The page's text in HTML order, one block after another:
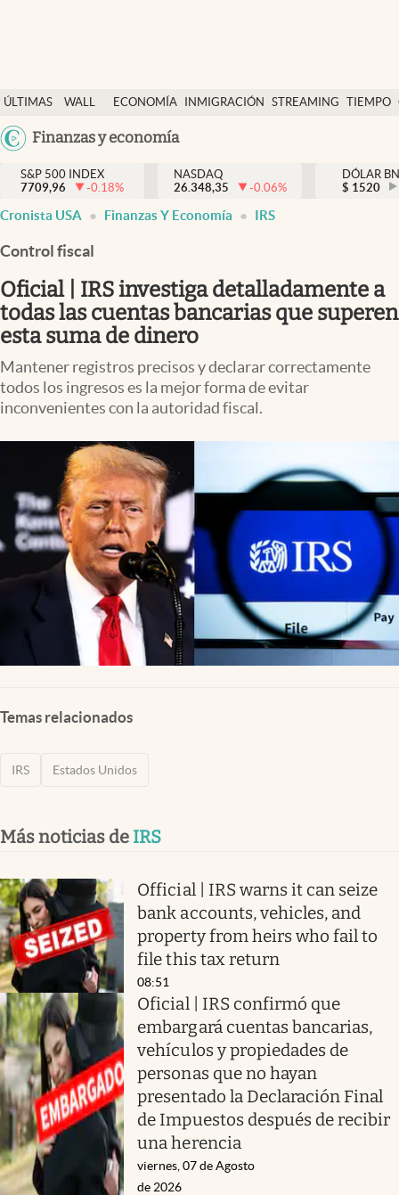
ÚLTIMAS
NOTICIAS
WALL
DÓLAR
ECONOMÍA INMIGRACIÓN STREAMING TIEMPO
México
Finanzas y economía
Finanzas y economía
Wall Street y dólar
Inmigración
Espiritual
Streaming
PC y mobile
Lifestyle
USA
S&P 500 INDEX
7709,96
-0.18%
NASDAQ
26.348,35
-0.06%
DÓLAR
$ 1520
Cronista USA Finanzas Y Economía IRS
Control fiscal
Oficial | IRS investiga detalladamente a
todas las cuentas bancarias que superen
esta suma de dinero
Mantener registros precisos y declarar correctamente
todos los ingresos es la mejor forma de evitar
inconvenientes con la autoridad fiscal.
Temas relacionados
IRS Estados Unidos
Más noticias de IRS
Official | IRS warns it can seize
bank accounts, vehicles, and
property from heirs who fail to
file this tax return
08:51
Oficial | IRS confirmó que
embargará cuentas bancarias,
vehículos y propiedades de
personas que no hayan
presentado la Declaración Final
de Impuestos después de recibir
una herencia
viernes, 07 de Agosto
de 2026